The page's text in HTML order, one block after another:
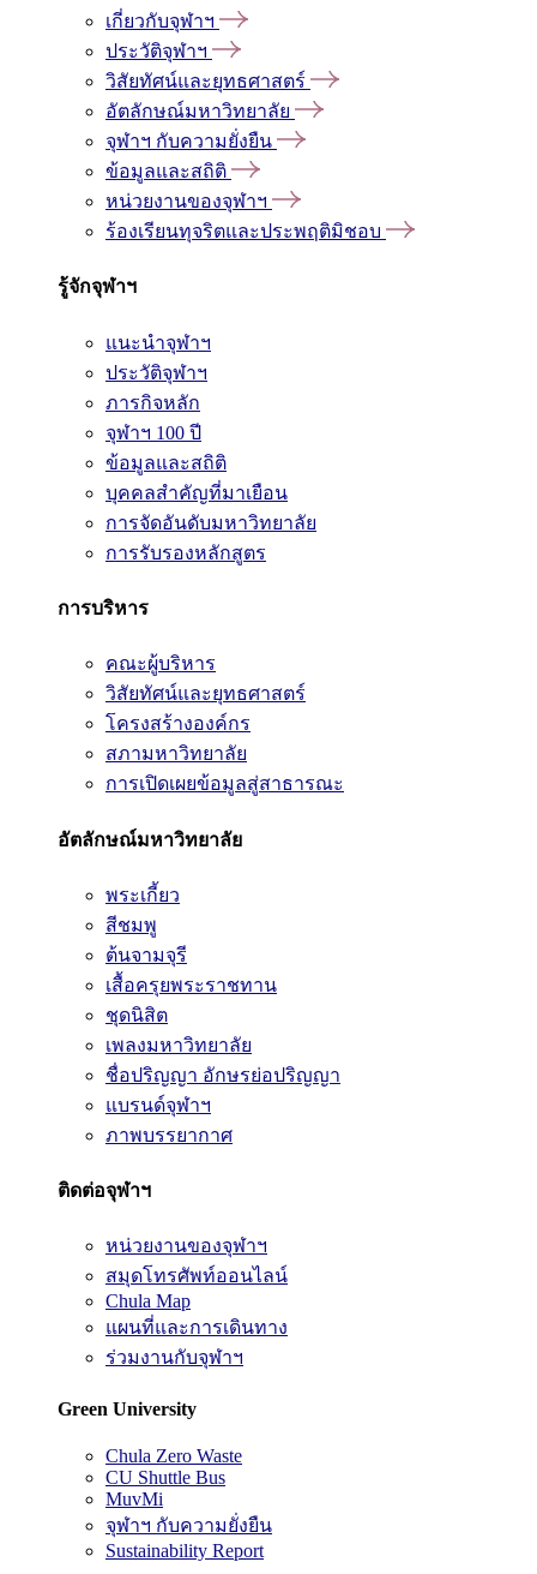
เกี่ยวกับจุฬาฯ
ประวัติจุฬาฯ
วิสัยทัศน์และยุทธศาสตร์
อัตลักษณ์มหาวิทยาลัย
จุฬาฯ กับความยั่งยืน
ข้อมูลและสถิติ
หน่วยงานของจุฬาฯ
ร้องเรียนทุจริตและประพฤติมิชอบ
รู้จักจุฬาฯ
แนะนำจุฬาฯ
ประวัติจุฬาฯ
ภารกิจหลัก
จุฬาฯ 100 ปี
ข้อมูลและสถิติ
บุคคลสำคัญที่มาเยือน
การจัดอันดับมหาวิทยาลัย
การรับรองหลักสูตร
การบริหาร
คณะผู้บริหาร
วิสัยทัศน์และยุทธศาสตร์
โครงสร้างองค์กร
สภามหาวิทยาลัย
การเปิดเผยข้อมูลสู่สาธารณะ
อัตลักษณ์มหาวิทยาลัย
พระเกี้ยว
สีชมพู
ต้นจามจุรี
เสื้อครุยพระราชทาน
ชุดนิสิต
เพลงมหาวิทยาลัย
ชื่อปริญญา อักษรย่อปริญญา
แบรนด์จุฬาฯ
ภาพบรรยากาศ
ติดต่อจุฬาฯ
หน่วยงานของจุฬาฯ
สมุดโทรศัพท์ออนไลน์
Chula Map
แผนที่และการเดินทาง
ร่วมงานกับจุฬาฯ
Green University
Chula Zero Waste
CU Shuttle Bus
MuvMi
จุฬาฯ กับความยั่งยืน
Sustainability Report